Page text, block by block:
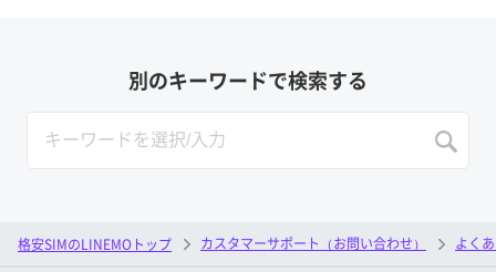
別のキーワードで検索する
格安SIMのLINEMOトップ カスタマーサポート（お問い合わせ） よく